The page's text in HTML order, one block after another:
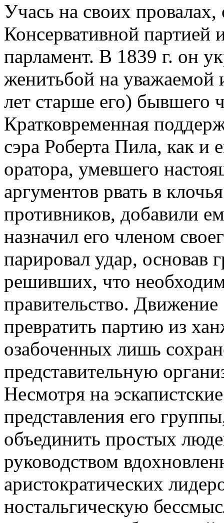
Учась на своих провалах,
Консервативной партией
парламент. В 1839 г. он
женитьбой на уважаемой
лет старше его) бывшего
Кратковременная
сэра Роберта Пила, как и
оратора, умевшего
аргументов рвать в
противников, добавили
назначил его членом
парировал удар, основав
решивших, что
правительство.
превратить партию из
озабоченных лишь
представительную
Несмотря на
представления его
объединить простых
руководством
аристократических
ностальгическую